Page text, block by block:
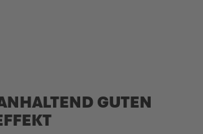
GUTEN